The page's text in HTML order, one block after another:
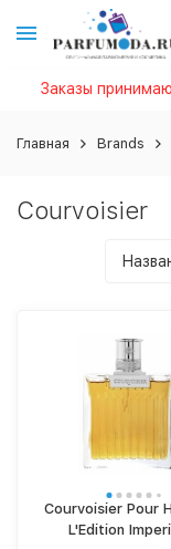
Заказы
Главная Brands
Courvoisier
Courvoisier Pour
L'Edition